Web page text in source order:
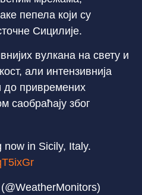
пепела који су
Сицилије.
вулкана на свету и
али интензивнија
до привремених
саобраћају због
now in Sicily, Italy.